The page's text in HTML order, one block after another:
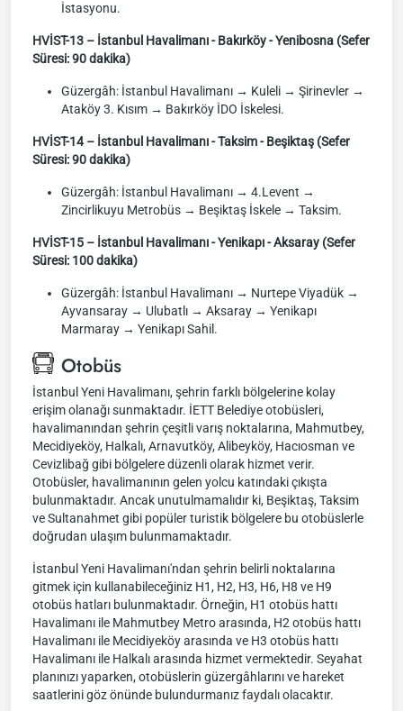
İstasyonu.
HVİST-13 – İstanbul Havalimanı - Bakırköy - Yenibosna (Sefer
Süresi: 90 dakika)
Güzergâh: İstanbul Havalimanı → Kuleli → Şirinevler →
Ataköy 3. Kısım → Bakırköy İDO İskelesi.
HVİST-14 – İstanbul Havalimanı - Taksim - Beşiktaş (Sefer
Süresi: 90 dakika)
Güzergâh: İstanbul Havalimanı → 4.Levent →
Zincirlikuyu Metrobüs → Beşiktaş İskele → Taksim.
HVİST-15 – İstanbul Havalimanı - Yenikapı - Aksaray (Sefer
Süresi: 100 dakika)
Güzergâh: İstanbul Havalimanı → Nurtepe Viyadük →
Ayvansaray → Ulubatlı → Aksaray → Yenikapı
Marmaray → Yenikapı Sahil.
Otobüs
İstanbul Yeni Havalimanı, şehrin farklı bölgelerine kolay
erişim olanağı sunmaktadır. İETT Belediye otobüsleri,
havalimanından şehrin çeşitli varış noktalarına, Mahmutbey,
Mecidiyeköy, Halkalı, Arnavutköy, Alibeyköy, Hacıosman ve
Cevizlibağ gibi bölgelere düzenli olarak hizmet verir.
Otobüsler, havalimanının gelen yolcu katındaki çıkışta
bulunmaktadır. Ancak unutulmamalıdır ki, Beşiktaş, Taksim
ve Sultanahmet gibi popüler turistik bölgelere bu otobüslerle
doğrudan ulaşım bulunmamaktadır.
İstanbul Yeni Havalimanı'ndan şehrin belirli noktalarına
gitmek için kullanabileceğiniz H1, H2, H3, H6, H8 ve H9
otobüs hatları bulunmaktadır. Örneğin, H1 otobüs hattı
Havalimanı ile Mahmutbey Metro arasında, H2 otobüs hattı
Havalimanı ile Mecidiyeköy arasında ve H3 otobüs hattı
Havalimanı ile Halkalı arasında hizmet vermektedir. Seyahat
planınızı yaparken, otobüslerin güzergâhlarını ve hareket
saatlerini göz önünde bulundurmanız faydalı olacaktır.